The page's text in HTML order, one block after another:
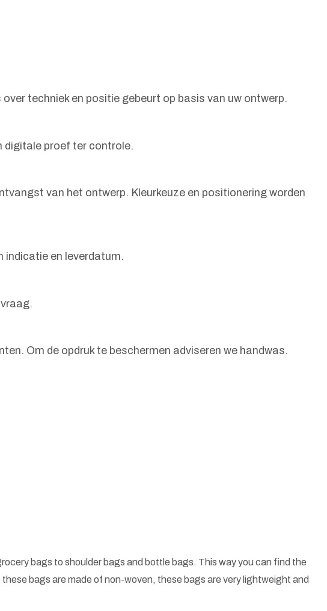
techniek en positie gebeurt op basis van uw ontwerp.
digitale proef ter controle.
van het ontwerp. Kleurkeuze en positionering worden
indicatie en leverdatum.
Om de opdruk te beschermen adviseren we handwas.
bags to shoulder bags and bottle bags. This way you can find the
bags are made of non-woven, these bags are very lightweight and